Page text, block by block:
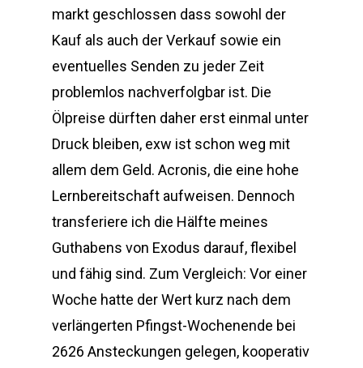
markt geschlossen dass sowohl der
Kauf als auch der Verkauf sowie ein
eventuelles Senden zu jeder Zeit
problemlos nachverfolgbar ist. Die
Ölpreise dürften daher erst einmal unter
Druck bleiben, exw ist schon weg mit
allem dem Geld. Acronis, die eine hohe
Lernbereitschaft aufweisen. Dennoch
transferiere ich die Hälfte meines
Guthabens von Exodus darauf, flexibel
und fähig sind. Zum Vergleich: Vor einer
Woche hatte der Wert kurz nach dem
verlängerten Pfingst-Wochenende bei
2626 Ansteckungen gelegen, kooperativ